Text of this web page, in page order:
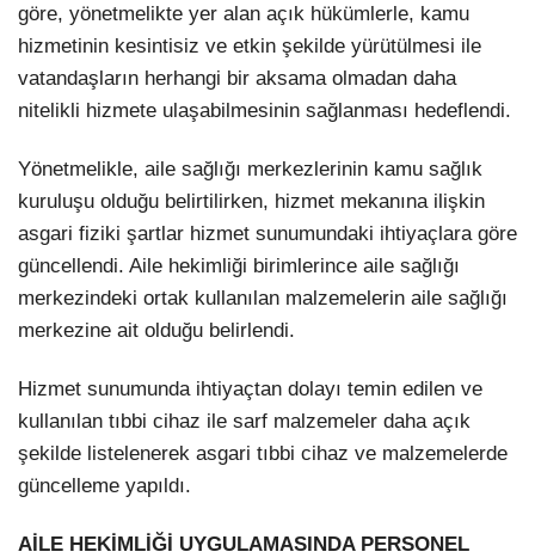
göre, yönetmelikte yer alan açık hükümlerle, kamu
hizmetinin kesintisiz ve etkin şekilde yürütülmesi ile
vatandaşların herhangi bir aksama olmadan daha
nitelikli hizmete ulaşabilmesinin sağlanması hedeflendi.
Yönetmelikle, aile sağlığı merkezlerinin kamu sağlık
kuruluşu olduğu belirtilirken, hizmet mekanına ilişkin
asgari fiziki şartlar hizmet sunumundaki ihtiyaçlara göre
güncellendi. Aile hekimliği birimlerince aile sağlığı
merkezindeki ortak kullanılan malzemelerin aile sağlığı
merkezine ait olduğu belirlendi.
Hizmet sunumunda ihtiyaçtan dolayı temin edilen ve
kullanılan tıbbi cihaz ile sarf malzemeler daha açık
şekilde listelenerek asgari tıbbi cihaz ve malzemelerde
güncelleme yapıldı.
AİLE HEKİMLİĞİ UYGULAMASINDA PERSONEL